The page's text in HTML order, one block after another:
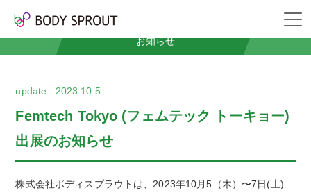
お知らせ
2023.10.5
Femtech Tokyo (フェムテック トーキョー)
出展のお知らせ
株式会社ボディスプラウトは、2023年10月5（木）〜7日(土)